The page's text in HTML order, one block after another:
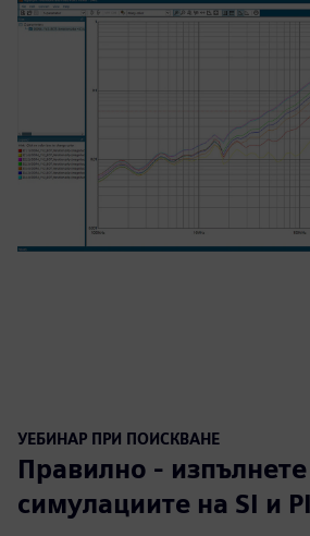
УЕБИНАР ПРИ ПОИСКВАНЕ
Правилно - изпълнете
симулациите на SI и